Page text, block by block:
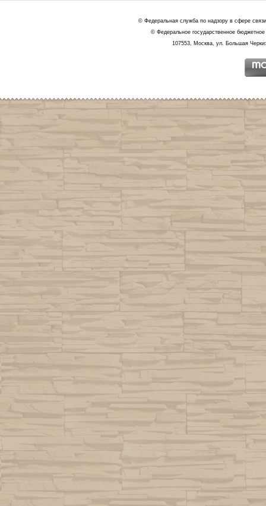
© Федеральная служба по надзору в сфере
© Федеральное государственное
107553, Москва, ул. Большая